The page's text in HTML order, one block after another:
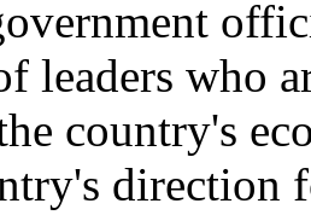
leaders who
country's
direction